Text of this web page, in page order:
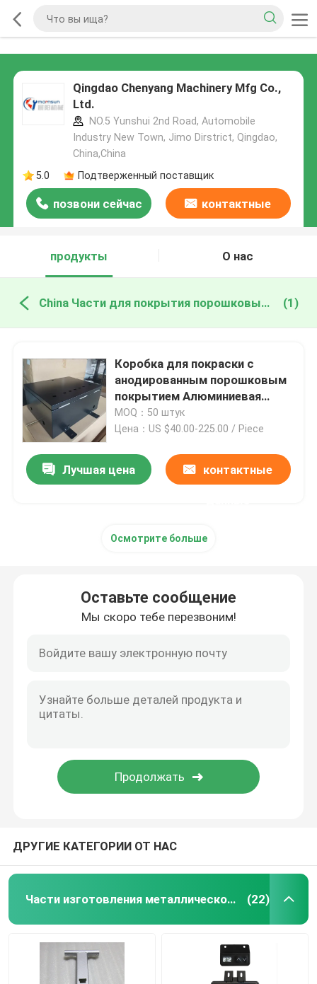
Qingdao Chenyang Machinery Mfg Co.,
Ltd.
NO.5 Yunshui 2nd Road, Automobile
Industry New Town, Jimo Dirstrict, Qingdao,
China,China
5.0
Подтверженный поставщик
позвони сейчас контактные
продукты
О нас
China Части для покрытия порошковым покрытием (1)
Коробка для покраски с
анодированным порошковым
покрытием Алюминиевая
оболочка Лист металлическая
изготовление для
MOQ：50 штук
Цена：US $40.00-225.00 / Piece
Лучшая цена контактные
Осмотрите больше
Оставьте сообщение
Мы скоро тебе перезвоним!
ДРУГИЕ КАТЕГОРИИ ОТ НАС
Части изготовления металлического листа точности (22)